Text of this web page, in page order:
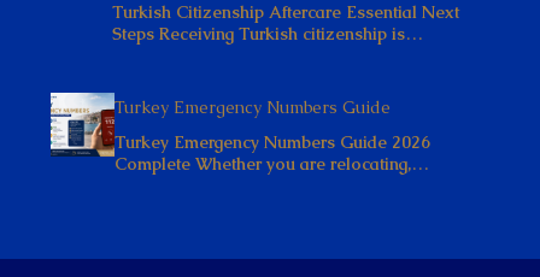
Turkish Citizenship Aftercare Essential Next
Steps Receiving Turkish citizenship is…
Turkey Emergency Numbers Guide
Turkey Emergency Numbers Guide 2026
Complete Whether you are relocating,…